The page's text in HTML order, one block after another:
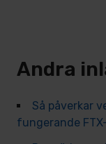
Andra
Så påverkar
fungerande